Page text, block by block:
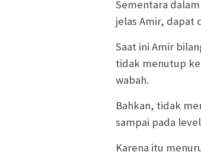
Sementara
jelas Amir, dapat
Saat ini Amir
tidak menutup
wabah.
Bahkan, tidak
sampai pada
Karena itu